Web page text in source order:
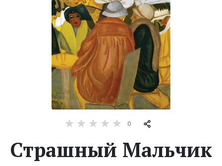
обсуждаемые
Экранизации
0
Страшный Мальчик